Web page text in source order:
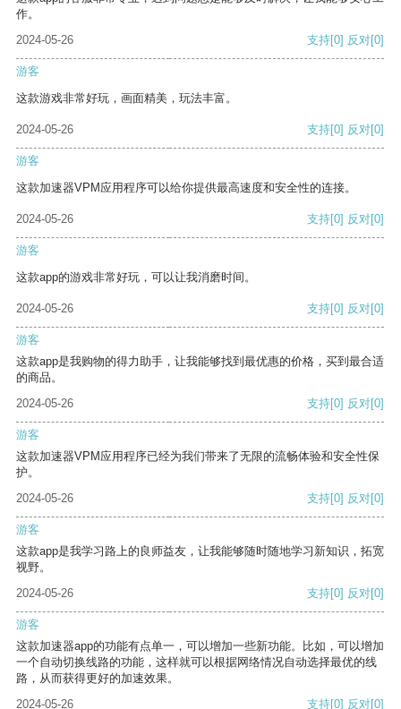
作。
2024-05-26
支持[0] 反对[0]
游客
这款游戏非常好玩，画面精美，玩法丰富。
2024-05-26 支持[0] 反对[0]
游客
这款加速器VPM应用程序可以给你提供最高速度和安全性的连接。
2024-05-26 支持[0] 反对[0]
游客
这款app的游戏非常好玩，可以让我消磨时间。
2024-05-26 支持[0] 反对[0]
游客
这款app是我购物的得力助手，让我能够找到最优惠的价格，买到最合适
的商品。
2024-05-26
支持[0] 反对[0]
游客
这款加速器VPM应用程序已经为我们带来了无限的流畅体验和安全性保
护。
2024-05-26
支持[0] 反对[0]
游客
这款app是我学习路上的良师益友，让我能够随时随地学习新知识，拓宽
视野。
2024-05-26
支持[0] 反对[0]
游客
这款加速器app的功能有点单一，可以增加一些新功能。比如，可以增加
一个自动切换线路的功能，这样就可以根据网络情况自动选择最优的线
路，从而获得更好的加速效果。
2024-05-26
支持[0] 反对[0]